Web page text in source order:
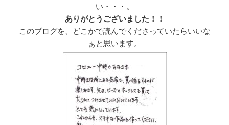
い・・・。
ありがとうございました！！
このブログを、どこかで読んでくださっていたらいいな
ぁと思います。